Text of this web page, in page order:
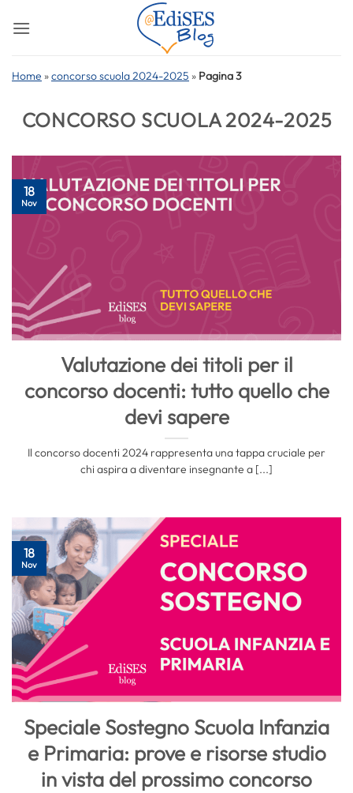
Home »concorso scuola 2024-2025 » Pagina 3
CONCORSO SCUOLA 2024-2025
Valutazione dei titoli per il
concorso docenti: tutto quello che
devi sapere
Il concorso docenti 2024 rappresenta una tappa cruciale per
chi aspira a diventare insegnante a [...]
18
Nov
Speciale Sostegno Scuola Infanzia
e Primaria: prove e risorse studio
in vista del prossimo concorso
18
Nov